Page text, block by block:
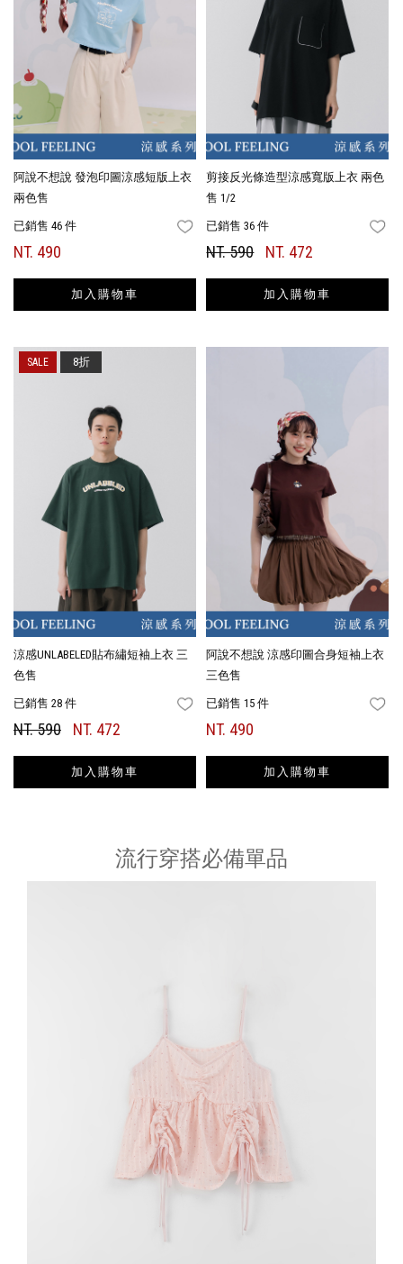
阿說不想說 發泡印圖涼感短版上衣
兩色售
已銷售 46 件 FAVORITES
NT. 490
加入購物車
剪接反光條造型涼感寬版上衣 兩色
售 1/2
已銷售 36 件
NT. 590 NT. 472
加入購物車
涼感UNLABELED貼布繡短袖上衣 三
色售
已銷售 28 件 FAVORITES
NT. 590 NT. 472
加入購物車
8折
阿說不想說 涼感印圖合身短袖上衣
三色售
已銷售 15 件
NT. 490
加入購物車
流行穿搭必備單品